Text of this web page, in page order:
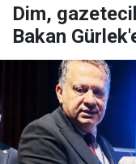
Dim,
Bakan